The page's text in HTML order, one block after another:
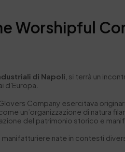
Worshipful
di Napoli , si terrà un
d’Europa.
Company esercitava
un’organizzazione di natura
del patrimonio storico e
nate in contesti